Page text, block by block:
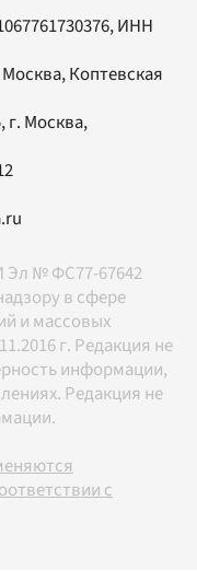
ИНН
Коптевская
, г. Москва,
Эл № ФС77-67642
в сфере
и массовых
г. Редакция не
информации,
Редакция не
с